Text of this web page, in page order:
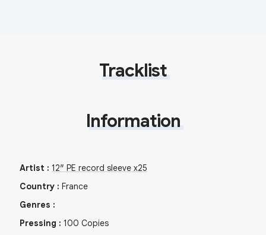
Tracklist
Information
Artist : 12″ PE record sleeve x25
Country : France
Genres :
Pressing : 100 Copies